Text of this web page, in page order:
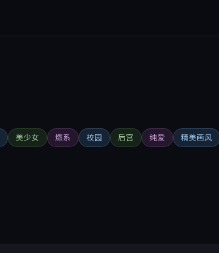
美少女 燃系 校园 后宫 纯爱
精美画风